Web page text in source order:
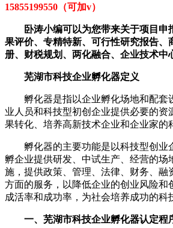
15855199550（可加v）
卧涛小编可以为您带来关于项目申
果评价、专精特新、可行性研究报告、
册、财税规划、两化融合、企业技术中
芜湖市科技企业孵化器定义
孵化器是指以企业孵化场地和配套
业人员和科技型初创企业提供必要的资
果转化、培养高新技术企业和企业家的
孵化器的主要功能是以科技型创业
孵企业提供研发、中试生产、经营的场
施，提供政策、管理、法律、财务、融
方面的服务，以降低企业的创业风险和
成活率和成功率，为社会培养成功的科
一、芜湖市科技企业孵化器认定程